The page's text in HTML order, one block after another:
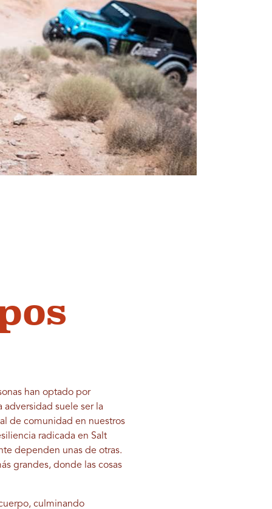
han optado por
adversidad suele ser la
de comunidad en nuestros
radicada en Salt
dependen unas de otras.
grandes, donde las cosas
culminando